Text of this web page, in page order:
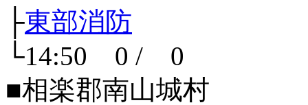
├東部消防
└14:50 0 / 0
■相楽郡南山城村